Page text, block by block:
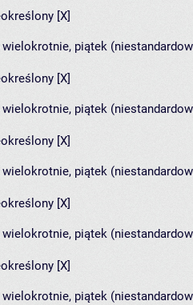
[X]
wielokrotnie, piątek
[X]
wielokrotnie, piątek
[X]
wielokrotnie, piątek
[X]
wielokrotnie, piątek
[X]
wielokrotnie, piątek